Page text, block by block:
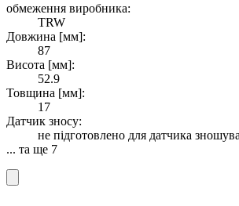
обмеження виробника:
TRW
Довжина [мм]:
87
Висота [мм]:
52.9
Товщина [мм]:
17
Датчик зносу:
не підготовлено для датчика
... та ще 7